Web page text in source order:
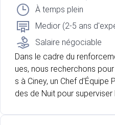
À temps plein
Medior (2-5 ans
Salaire négociable
Dans le cadre du
ues, nous recherchons
s à Ciney, un Chef d'Équipe
des de Nuit pour
expédition. vous